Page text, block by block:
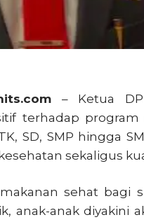
– Ketua
terhadap
SD, SMP hingga
sekaligus
sehat bagi
anak-anak diyakini